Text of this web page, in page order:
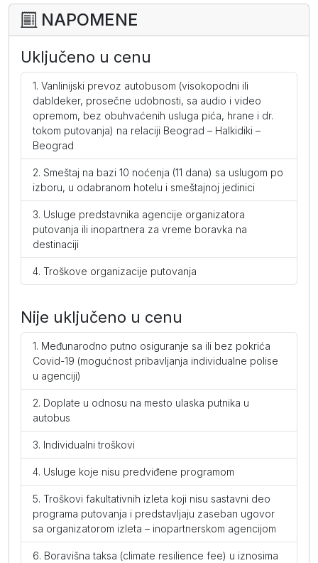
NAPOMENE
Uključeno u cenu
Vanlinijski prevoz autobusom (visokopodni ili
dabldeker, prosečne udobnosti, sa audio i video
opremom, bez obuhvaćenih usluga pića, hrane i dr.
tokom putovanja) na relaciji Beograd – Halkidiki –
Beograd
Smeštaj na bazi 10 noćenja (11 dana) sa uslugom po
izboru, u odabranom hotelu i smeštajnoj jedinici
Usluge predstavnika agencije organizatora
putovanja ili inopartnera za vreme boravka na
destinaciji
Troškove organizacije putovanja
Nije uključeno u cenu
Međunarodno putno osiguranje sa ili bez pokrića
Covid-19 (mogućnost pribavljanja individualne polise
u agenciji)
Doplate u odnosu na mesto ulaska putnika u
autobus
Individualni troškovi
Usluge koje nisu predviđene programom
Troškovi fakultativnih izleta koji nisu sastavni deo
programa putovanja i predstavljaju zaseban ugovor
sa organizatorom izleta – inopartnerskom agencijom
Boravišna taksa (climate resilience fee) u iznosima